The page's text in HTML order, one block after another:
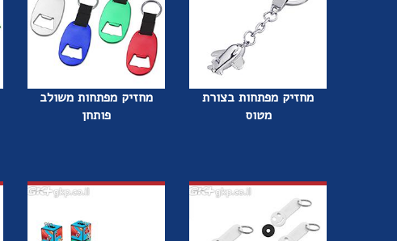
מחזיק מפתחות בצורת
מטוס
מחזיק מפתחות משולב
פותחן